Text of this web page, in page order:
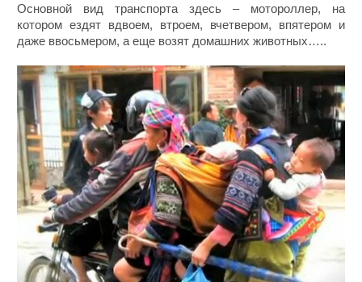
Основной вид транспорта здесь – мотороллер, на
котором ездят вдвоем, втроем, вчетвером, впятером и
даже ввосьмером, а еще возят домашних животных…..